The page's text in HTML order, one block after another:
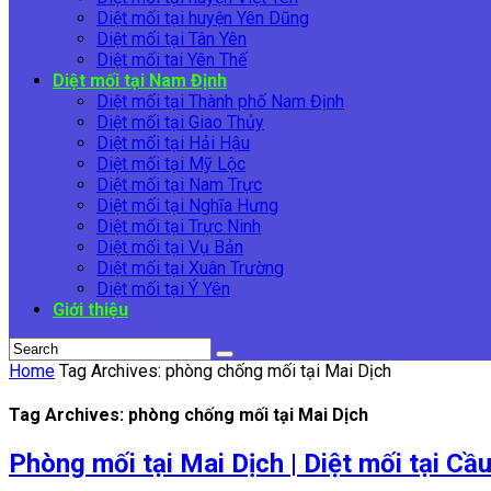
Diệt mối tại huyện Yên Dũng
Diệt mối tại Tân Yên
Diệt mối tai Yên Thế
Diệt mối tại Nam Định
Diệt mối tại Thành phố Nam Định
Diệt mối tại Giao Thủy
Diệt mối tại Hải Hậu
Diệt mối tại Mỹ Lộc
Diệt mối tại Nam Trực
Diệt mối tại Nghĩa Hưng
Diệt mối tại Trực Ninh
Diệt mối tại Vụ Bản
Diệt mối tại Xuân Trường
Diệt mối tại Ý Yên
Giới thiệu
Home Tag Archives: phòng chống mối tại Mai Dịch
Tag Archives: phòng chống mối tại Mai Dịch
Phòng mối tại Mai Dịch | Diệt mối tại